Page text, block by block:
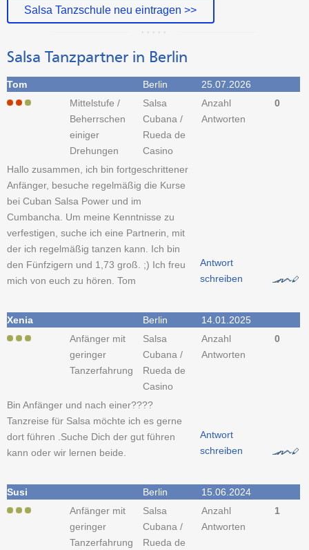
Salsa Tanzschule neu eintragen >>
Salsa Tanzpartner in Berlin
Tom Berlin
25.07.2026
Mittelstufe /
Beherrschen
einiger
Drehungen
Salsa
Cubana /
Rueda de
Casino
Anzahl
Antworten
0
Hallo zusammen, ich bin fortgeschrittener
Anfänger, besuche regelmäßig die Kurse
bei Cuban Salsa Power und im
Cumbancha. Um meine Kenntnisse zu
verfestigen, suche ich eine Partnerin, mit
der ich regelmäßig tanzen kann. Ich bin
den Fünfzigern und 1,73 groß. ;) Ich freu
mich von euch zu hören. Tom
Antwort
schreiben
Xenia Berlin
14.01.2025
Anfänger mit
geringer
Tanzerfahrung
Salsa
Cubana /
Rueda de
Casino
Anzahl
Antworten
0
Bin Anfänger und nach einer????️
Tanzreise für Salsa möchte ich es gerne
dort führen .Suche Dich der gut führen
kann oder wir lernen beide.
Antwort
schreiben
Susi Berlin
15.06.2024
Anfänger mit
geringer
Tanzerfahrung
Salsa
Cubana /
Rueda de
Anzahl
Antworten
1